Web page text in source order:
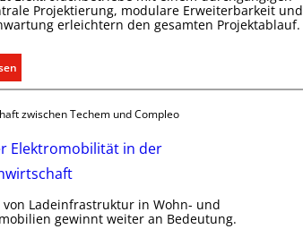
e
r
c
h
e
r
f
a
s
p
f
r
a
l
e
U
n
e
Projektierung, modulare Erweiterbarkeit und
erleichtern den gesamten Projektablauf.
:
T
k
m
m
u
zwischen Techem und Compleo
Elektromobilität in der
von Ladeinfrastruktur in Wohn- und
gewinnt weiter an Bedeutung.